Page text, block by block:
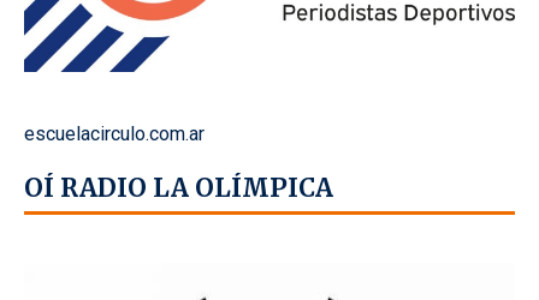
escuelacirculo.com.ar
OÍ RADIO LA OLÍMPICA